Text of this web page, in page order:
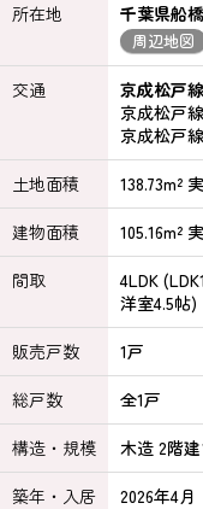
所在地
千葉県船
周辺地図
交通
京成松戸
京成松戸
京成松戸
土地面積
138.73m²
建物面積
105.16m²
間取
4LDK
洋室4.5帖)
販売戸数
1戸
総戸数
全1戸
構造・規模
木造 2階建
築年・入居
2026年4月